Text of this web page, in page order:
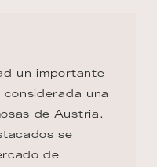
un importante
una
de Austria.
se
de